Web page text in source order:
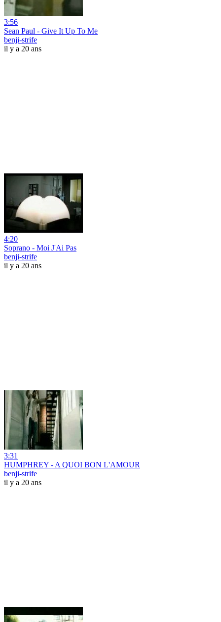
3:56
Sean Paul - Give It Up To Me
benji-strife
il y a 20 ans
4:20
Soprano - Moi J'Ai Pas
benji-strife
il y a 20 ans
3:31
HUMPHREY - A QUOI BON L'AMOUR
benji-strife
il y a 20 ans